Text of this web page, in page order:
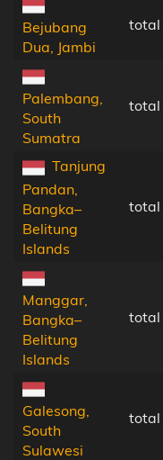
Bejubang
Dua, Jambi
total
Palembang,
South
Sumatra
total
Tanjung
Pandan,
Bangka–
Belitung
Islands
total
Manggar,
Bangka–
Belitung
Islands
total
Galesong,
South
Sulawesi
total